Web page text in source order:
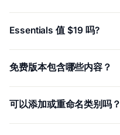
Essentials 值 $19 吗?
免费版本包含哪些内容？
可以添加或重命名类别吗？